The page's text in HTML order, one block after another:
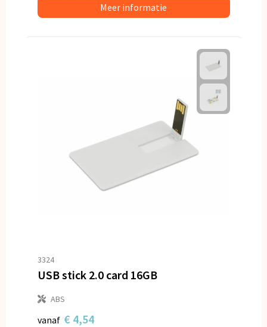
Meer informatie
3324
USB stick 2.0 card 16GB
ABS
vanaf € 4,54